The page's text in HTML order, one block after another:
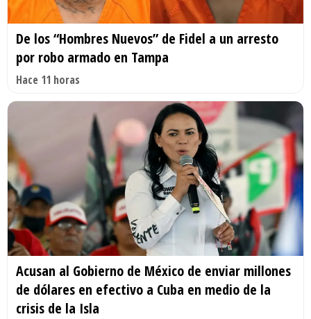
De los “Hombres Nuevos” de Fidel a un arresto
por robo armado en Tampa
Hace 11 horas
Acusan al Gobierno de México de enviar millones
de dólares en efectivo a Cuba en medio de la
crisis de la Isla